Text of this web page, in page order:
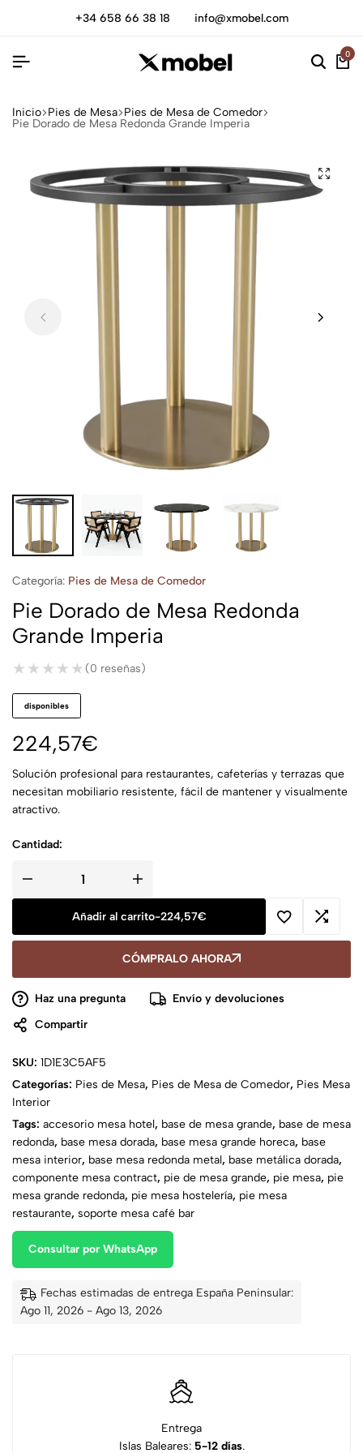
+34 658 66 38 18 info@xmobel.com
0
Inicio Pies de Mesa Pies de Mesa de Comedor
Pie Dorado de Mesa Redonda Grande Imperia
Categoría: Pies de Mesa de Comedor
Pie Dorado de Mesa Redonda
Grande Imperia
★★★★★
★★★★★ (0 reseñas)
disponibles
224,57€
Solución profesional para restaurantes, cafeterías y terrazas que
necesitan mobiliario resistente, fácil de mantener y visualmente
atractivo.
Cantidad:
Añadir al carrito-224,57€
CÓMPRALO AHORA
Haz una pregunta
Envío y devoluciones
Compartir
SKU: 1D1E3C5AF5
Categorías: Pies de Mesa, Pies de Mesa de Comedor, Pies Mesa
Interior
Tags: accesorio mesa hotel, base de mesa grande, base de mesa
redonda, base mesa dorada, base mesa grande horeca, base
mesa interior, base mesa redonda metal, base metálica dorada,
componente mesa contract, pie de mesa grande, pie mesa, pie
mesa grande redonda, pie mesa hostelería, pie mesa
restaurante, soporte mesa café bar
Consultar por WhatsApp
Fechas estimadas de entrega España Peninsular:
Ago 11, 2026 - Ago 13, 2026
Entrega
Islas Baleares: 5-12 días.